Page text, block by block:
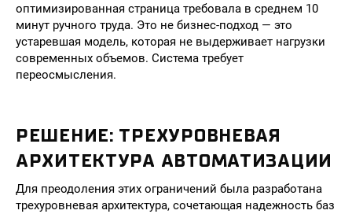
оптимизированная страница требовала в среднем 10
минут ручного труда. Это не бизнес-подход — это
устаревшая модель, которая не выдерживает нагрузки
современных объемов. Система требует
переосмысления.
РЕШЕНИЕ: ТРЕХУРОВНЕВАЯ
АРХИТЕКТУРА АВТОМАТИЗАЦИИ
Для преодоления этих ограничений была разработана
трехуровневая архитектура, сочетающая надежность баз